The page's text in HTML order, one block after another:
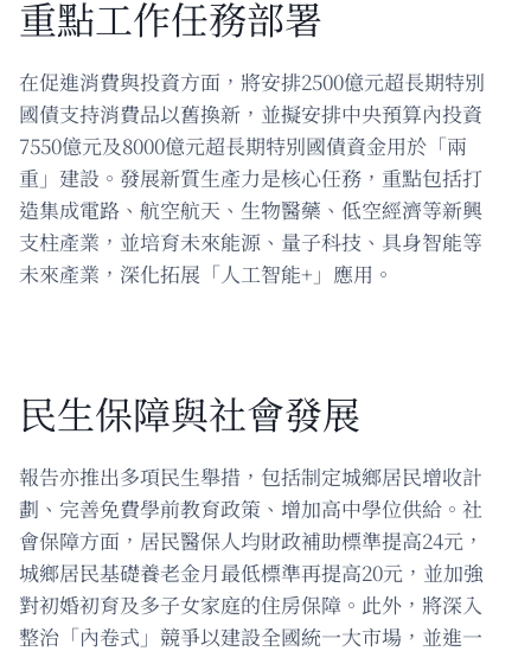
重點工作任務部署
在促進消費與投資方面，將安排2500億元超長期特別
國債支持消費品以舊換新，並擬安排中央預算內投資
7550億元及8000億元超長期特別國債資金用於「兩
重」建設。發展新質生產力是核心任務，重點包括打
造集成電路、航空航天、生物醫藥、低空經濟等新興
支柱產業，並培育未來能源、量子科技、具身智能等
未來產業，深化拓展「人工智能+」應用。
民生保障與社會發展
報告亦推出多項民生舉措，包括制定城鄉居民增收計
劃、完善免費學前教育政策、增加高中學位供給。社
會保障方面，居民醫保人均財政補助標準提高24元，
城鄉居民基礎養老金月最低標準再提高20元，並加強
對初婚初育及多子女家庭的住房保障。此外，將深入
整治「內卷式」競爭以建設全國統一大市場，並進一